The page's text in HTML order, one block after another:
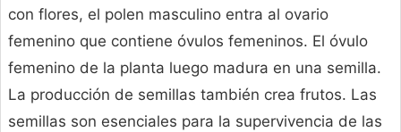
con flores, el polen masculino entra al ovario
femenino que contiene óvulos femeninos. El óvulo
femenino de la planta luego madura en una semilla.
La producción de semillas también crea frutos. Las
semillas son esenciales para la supervivencia de las